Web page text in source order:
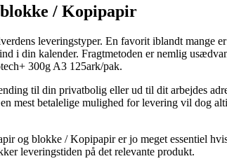
/ Kopipapir
leveringstyper. En favorit iblandt mange
i din kalender. Fragtmetoden er nemlig
300g A3 125ark/pak.
til din privatbolig eller ud til dit arbejdes
mest betalelige mulighed for levering vil dog
og blokke / Kopipapir er jo meget essentiel
leveringstiden på det relevante produkt.